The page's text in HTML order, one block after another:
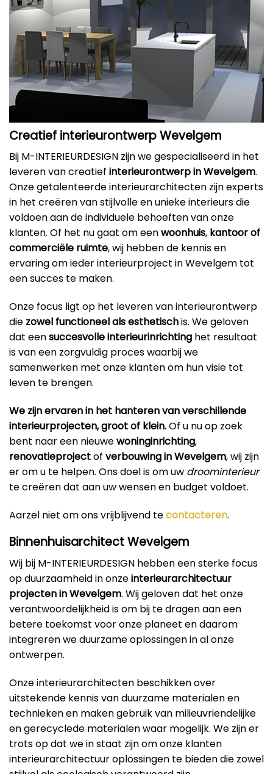
Creatief interieurontwerp Wevelgem
Bij M-INTERIEURDESIGN zijn we gespecialiseerd in het
leveren van creatief interieurontwerp in Wevelgem.
Onze getalenteerde interieurarchitecten zijn experts
in het creëren van stijlvolle en unieke interieurs die
voldoen aan de individuele behoeften van onze
klanten. Of het nu gaat om eenwoonhuis, kantoorof
commerciële ruimte, wij hebben de kennis en
ervaring om ieder interieurproject in Wevelgem tot
een succes te maken.
Onze focus ligt op het leveren van interieurontwerp
die zowel functioneel als esthetischis. We geloven
dat eensuccesvolle interieurinrichting het resultaat
is van een zorgvuldig proces waarbij we
samenwerken met onze klanten om hun visie tot
leven te brengen.
We zijn ervaren in het hanteren van verschillende
interieurprojecten, groot of klein.Of u nu op zoek
bent naar een nieuwewoninginrichting,
renovatieprojectof verbouwing in Wevelgem, wij zijn
er om u te helpen. Ons doel is om uw droominterieur
te creëren dat aan uw wensen en budget voldoet.
Aarzel niet om ons vrijblijvend tecontacteren.
Binnenhuisarchitect Wevelgem
Wij bij M-INTERIEURDESIGN hebben een sterke focus
op duurzaamheid in onzeinterieurarchitectuur
projecten in Wevelgem. Wij geloven dat het onze
verantwoordelijkheid is om bij te dragen aan een
betere toekomst voor onze planeet en daarom
integreren we duurzame oplossingen in al onze
ontwerpen.
Onze interieurarchitecten beschikken over
uitstekende kennis van duurzame materialen en
technieken en maken gebruik van milieuvriendelijke
en gerecyclede materialen waar mogelijk. We zijn er
trots op dat we in staat zijn om onze klanten
interieurarchitectuur oplossingen te bieden die zowel